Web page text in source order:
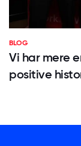
BLOG
Vi har mere
positive